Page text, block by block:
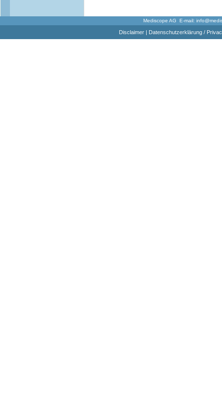
Mediscope AG E-mail:
Disclaimer| Datenschutzerklärung /